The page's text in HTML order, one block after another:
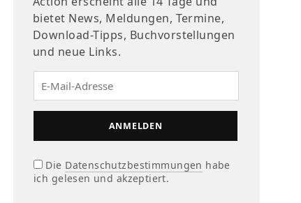
bietet News, Meldungen, Termine,
Download-Tipps, Buchvorstellungen
und neue Links.
Die Datenschutzbestimmungen habe
ich gelesen und akzeptiert.